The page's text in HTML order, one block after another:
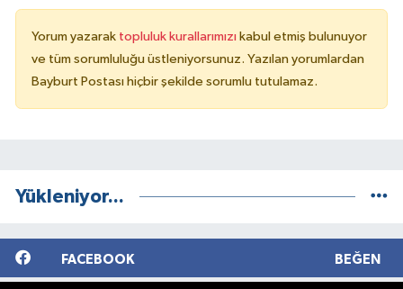
Yorum yazarak topluluk kurallarımızı kabul etmiş bulunuyor
ve tüm sorumluluğu üstleniyorsunuz. Yazılan yorumlardan
Bayburt Postası hiçbir şekilde sorumlu tutulamaz.
Yükleniyor...
FACEBOOK BEĞEN